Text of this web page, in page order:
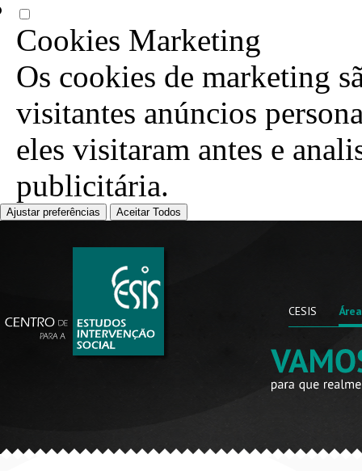
Cookies Marketing
Os cookies de marketing
visitantes anúncios
eles visitaram antes e
publicitária.
Ajustar preferências Aceitar Todos
CESIS